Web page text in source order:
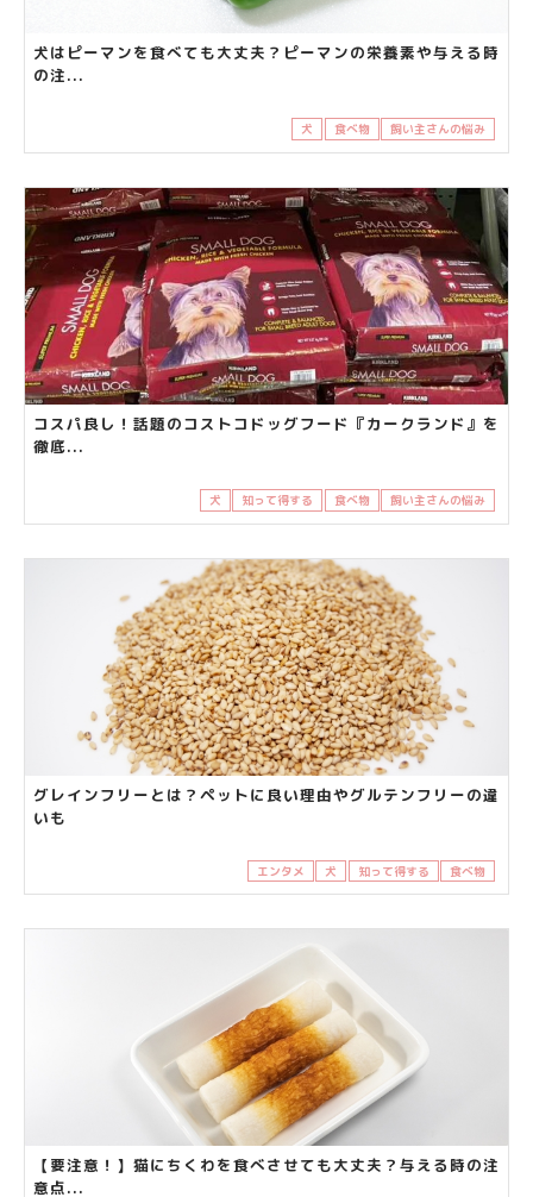
犬はピーマンを食べても大丈夫？ピーマンの栄養素や与える時
の注...
犬 食べ物 飼い主さんの悩み
コスパ良し！話題のコストコドッグフード『カークランド』を
徹底...
犬 知って得する 食べ物 飼い主さんの悩み
グレインフリーとは？ペットに良い理由やグルテンフリーの違
いも
エンタメ 犬 知って得する 食べ物
【要注意！】猫にちくわを食べさせても大丈夫？与える時の注
意点...